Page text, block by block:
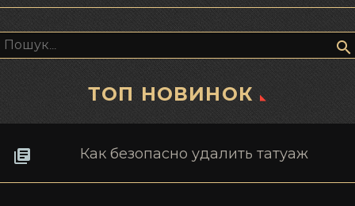
ТОП НОВИНОК
Как безопасно удалить татуаж